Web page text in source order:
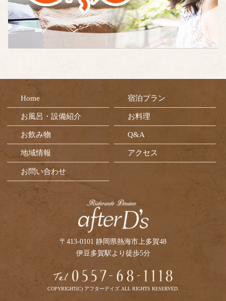
Home 宿泊プラン
お風呂・設備紹介 お料理
お飲み物 Q&A
地域情報 アクセス
お問い合わせ
〒413-0101 静岡県熱海市上多賀48
伊豆多賀駅より徒歩5分
COPYRIGHT(C) アフターデイズ ALL RIGHTS RESERVED.